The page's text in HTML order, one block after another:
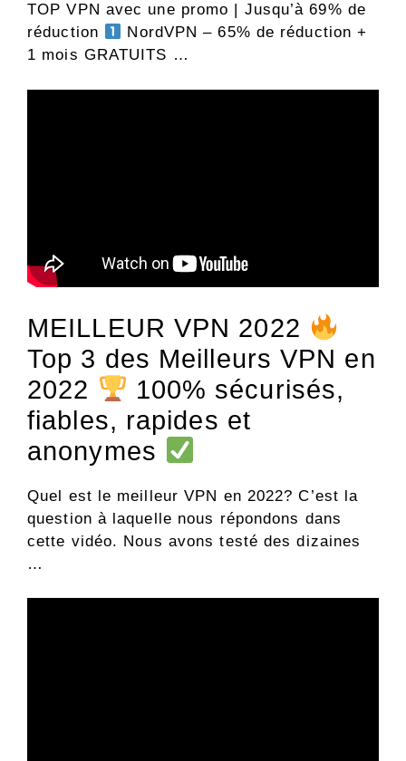
TOP VPN avec une promo | Jusqu’à 69% de
réduction
NordVPN – 65% de réduction +
1 mois GRATUITS …
MEILLEUR VPN 2022
Top 3 des Meilleurs VPN en
2022
100% sécurisés,
fiables, rapides et
anonymes
Quel est le meilleur VPN en 2022? C’est la
question à laquelle nous répondons dans
cette vidéo. Nous avons testé des dizaines
…